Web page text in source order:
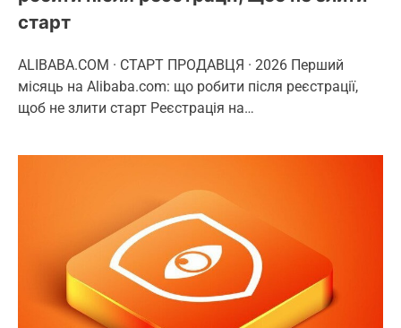
старт
ALIBABA.COM · СТАРТ ПРОДАВЦЯ · 2026 Перший
місяць на Alibaba.com: що робити після реєстрації,
щоб не злити старт Реєстрація на…